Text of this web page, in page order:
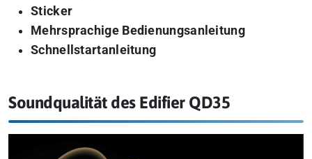
Sticker
Mehrsprachige Bedienungsanleitung
Schnellstartanleitung
Soundqualität des Edifier QD35